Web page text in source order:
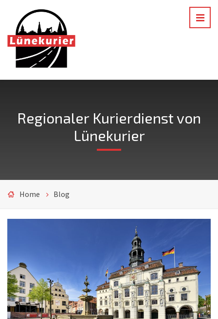
Regionaler Kurierdienst von
Lünekurier
Home Blog